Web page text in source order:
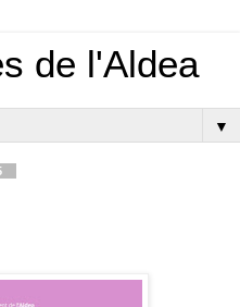
de l'Aldea
▼